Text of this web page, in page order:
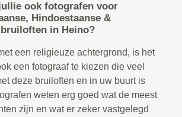
ook fotografen voor
Hindoestaanse &
in Heino?
een religieuze achtergrond, is het
een fotograaf te kiezen die veel
deze bruiloften en in uw buurt is
weten erg goed wat de meest
zijn en wat er zeker vastgelegd